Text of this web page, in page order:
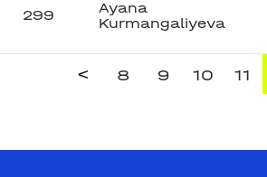
299
Ayana
Kurmangaliyeva
< 8 9 10 11